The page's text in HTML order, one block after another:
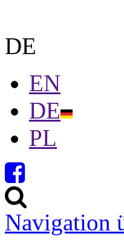
DE
EN
DE
PL
Navigation